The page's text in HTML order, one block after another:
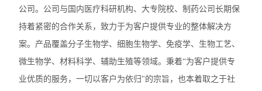
奥林巴斯SZX10体视显微镜
尼康TS2-FL倒置显微镜
公司。公司与国内医疗科研机构、大专院校、制药公司长期保
持着紧密的合作关系，致力于为客户提供专业的整体解决方
案。产品覆盖分子生物学、细胞生物学、免疫学、生物工艺、
微生物学、材料科学、辅助生殖等领域。秉着“为客户提供专
业优质的服务，一切以客户为依归"的宗旨，也本着取之于社